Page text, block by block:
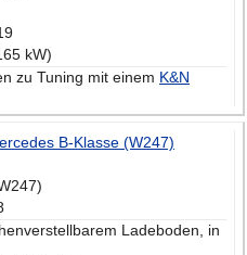
kW)
zu Tuning mit einem K&N
B-Klasse (W247)
Ladeboden, in